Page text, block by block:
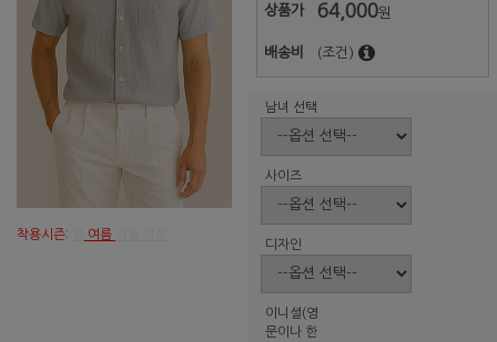
착용시즌: 여름
상품가 64,000원
배송비 (조건)
남녀 선택
사이즈
디자인
이니셜(영
문이나 한